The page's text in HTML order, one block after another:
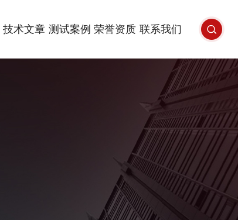
技术文章 测试案例 荣誉资质 联系我们